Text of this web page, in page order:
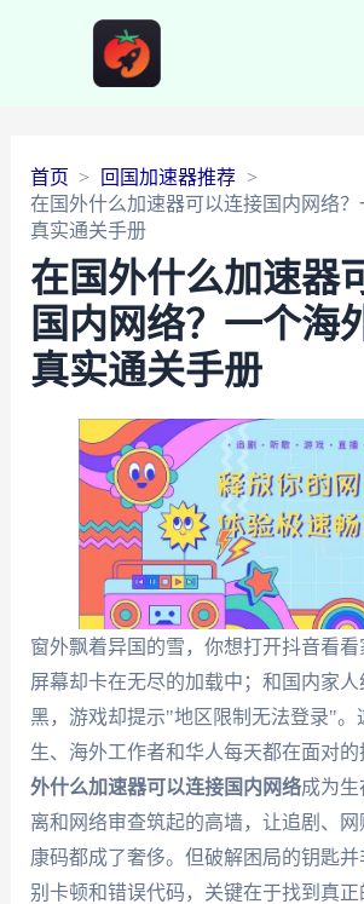
首页
回国加速器推荐
在国外什么加速器可以连接国内网络
真实通关手册
在国外什么加速器
国内网络？一个海
真实通关手册
窗外飘着异国的雪，你想打开抖音看看
屏幕却卡在无尽的加载中；和国内家
黑，游戏却提示"地区限制无法登录"。
生、海外工作者和华人每天都在面对
外什么加速器可以连接国内网络成为生
离和网络审查筑起的高墙，让追剧、
康码都成了奢侈。但破解困局的钥匙
别卡顿和错误代码，关键在于找到真正